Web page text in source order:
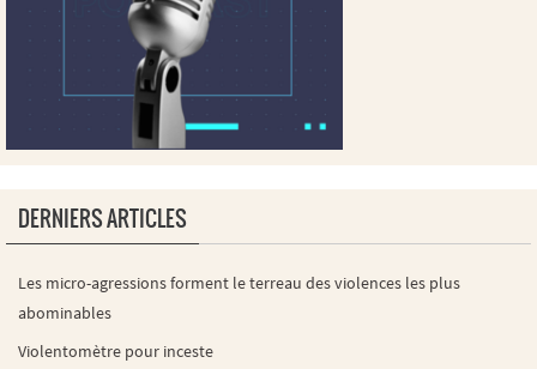
DERNIERS ARTICLES
Les micro-agressions forment le terreau des violences les plus
abominables
Violentomètre pour inceste